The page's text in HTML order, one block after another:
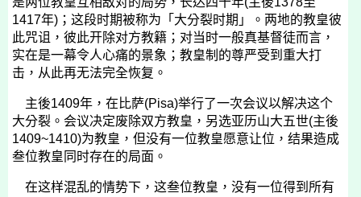
1417年) ；这段时期被称为「大分裂时期」。两地的教皇彼
此咒诅，彼此开除对方教籍；对当时一般真基督徒而言，
实在是一幕令人心痛的景象；教皇制的尊严受到重大打
击，从此再无法完全恢复。
主後1409年，在比萨(Pisa)举行了一次会议以解决这个
大分裂。会议决定废除双方教皇，另选亚历山大五世(主後
1409~1410)为教皇，但没有一位教皇愿意让位，结果造成
叁位教皇同时存在的局面。
在这样混乱的情势下，这叁位教皇，没有一位得到所有